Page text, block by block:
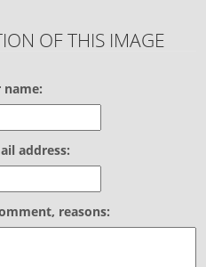
OF THIS IMAGE
name:
address:
reasons: